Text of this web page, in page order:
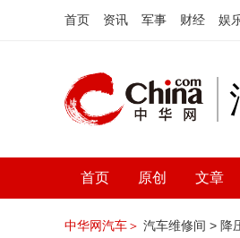
首页 资讯 军事 财经 娱
首页 原创 文章
中华网汽车＞ 汽车维修间 > 降